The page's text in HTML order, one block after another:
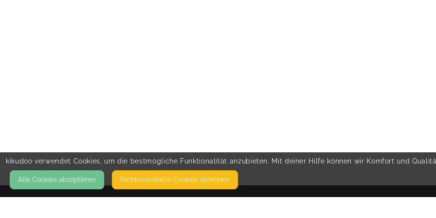
kikudoo verwendet Cookies, um die bestmögliche Funktionalität anzubieten. Mit deiner Hilfe können wir Komfort und
Alle Cookies akzeptieren Nicht­essentielle Cookies ablehnen